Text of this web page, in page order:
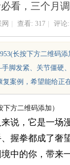
看，三个月
查看: 317 评论
长按下方二维码
脚发紧、关节僵硬
案例，希望能给正
方二维码添加）
说，它是一
握拳都成了奢
中的你，带来